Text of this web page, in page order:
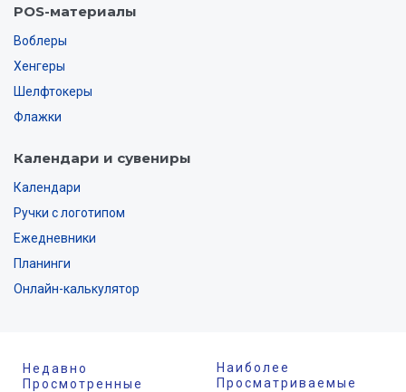
POS-материалы
Воблеры
Хенгеры
Шелфтокеры
Флажки
Календари и сувениры
Календари
Ручки с логотипом
Ежедневники
Планинги
Онлайн-калькулятор
Недавно
Просмотренные
Наиболее
Просматриваемые